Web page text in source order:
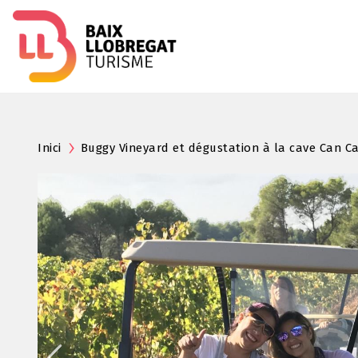
Inici Buggy Vineyard et dégustation à la cave Can